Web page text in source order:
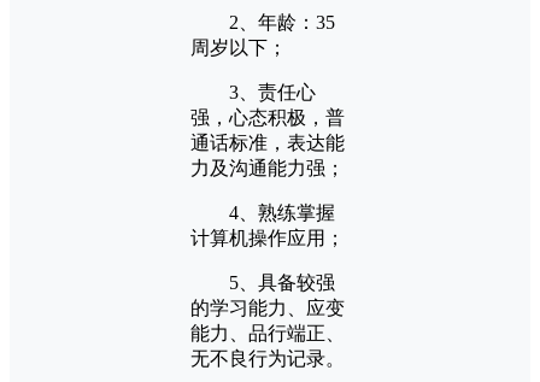
2、年龄：35
周岁以下；
3、责任心
强，心态积极，普
通话标准，表达能
力及沟通能力强；
4、熟练掌握
计算机操作应用；
5、具备较强
的学习能力、应变
能力、品行端正、
无不良行为记录。